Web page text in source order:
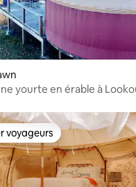
yourte en érable à
les plus appréciés
voyageurs